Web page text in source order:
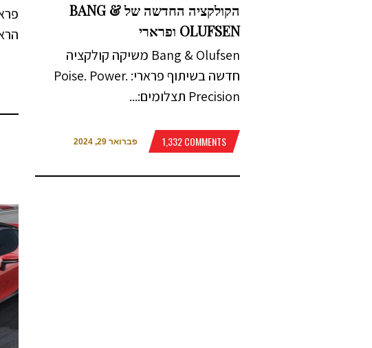
הקולקציה החדשה של BANG &
OLUFSEN ופרארי
Bang & Olufsen משיקה קולקציה
חדשה בשיתוף פרארי: Poise. Power.
Precision תצלומים:...
פברואר 29, 2024 1,332 COMMENTS